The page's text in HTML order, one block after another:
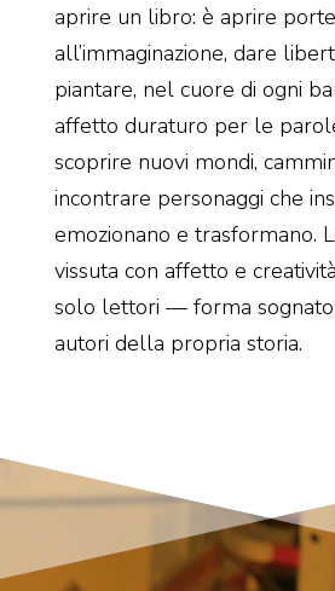
aprire un libro: è aprire porte
all’immaginazione, dare
piantare, nel cuore di ogni
affetto duraturo per le
scoprire nuovi mondi,
incontrare personaggi che
emozionano e trasformano.
vissuta con affetto e
solo lettori — forma
autori della propria storia.